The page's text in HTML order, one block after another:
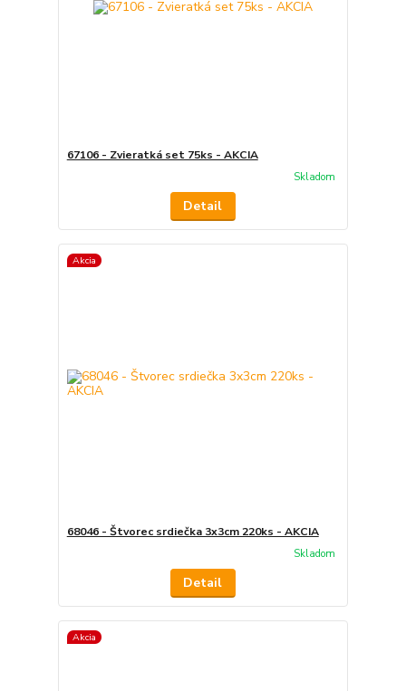
67106 - Zvieratká set 75ks - AKCIA
Skladom
Detail
Akcia
68046 - Štvorec srdiečka 3x3cm 220ks - AKCIA
Skladom
Detail
Akcia